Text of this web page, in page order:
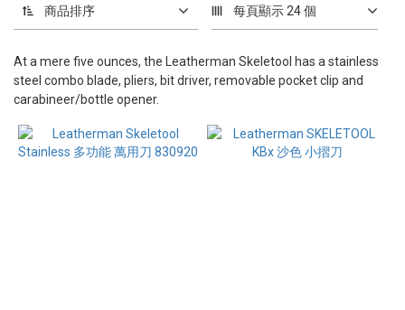
選
(0/20)
價格
(HK$)
商品排序 每頁顯示 24 個
At a mere five ounces, the Leatherman Skeletool has a stainless
steel combo blade, pliers, bit driver, removable pocket clip and
carabineer/bottle opener.